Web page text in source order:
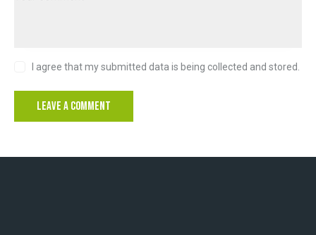
I agree that my submitted data is being collected and stored.